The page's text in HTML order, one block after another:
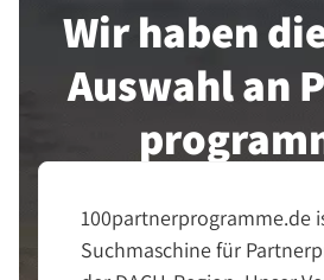
Wir haben
Auswahl an
100partnerprogramme.de
Suchmaschine für